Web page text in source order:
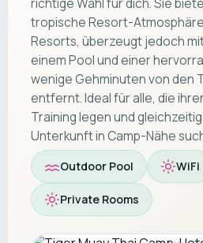
richtige Wahl für dich. Sie
tropische Resort-
Resorts, überzeugt jedoch
einem Pool und einer
wenige Gehminuten von den
entfernt. Ideal für alle, die
Training legen und
Unterkunft in Camp-Nähe
Outdoor Pool WiFi
Private Rooms